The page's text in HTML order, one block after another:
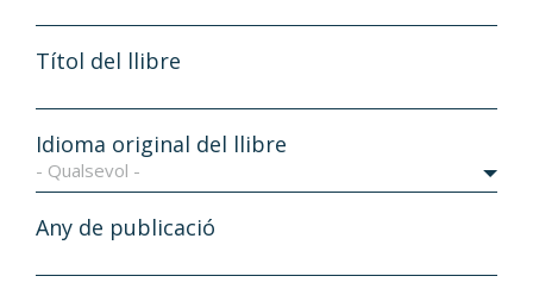
Títol del llibre
Idioma original del llibre
- Qualsevol -
Any de publicació